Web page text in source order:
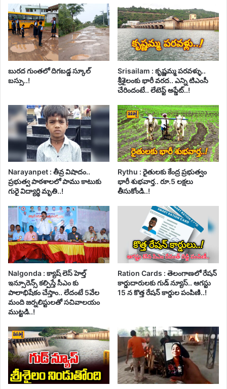
బురద గుంతలో దిగబడ్డ స్కూల్
బస్సు..!
Srisailam : కృష్ణమ్మ పరవళ్ళు..
శ్రీశైలంకు భారీ వరద.. ఎన్ని టిఎంసీ
చేరిందంటే.. లేటెస్ట్ అప్డేట్..!
Narayanpet : తీవ్ర విషాదం..
ప్రభుత్వ పాఠశాలలో పాము కాటుకు
గురై విద్యార్థి మృతి..!
Rythu : రైతులకు కేంద్ర ప్రభుత్వం
భారీ శుభవార్త.. రూ.5 లక్షలు
తీసుకోండి..!
Nalgonda : క్యాష్ లెస్ హెల్త్
ఇన్సూరెన్స్ కల్పిస్తే సీఎం కు
పాలాభిషేకం చేస్తాం.. లేదంటే 5వేల
మంది జర్నలిస్టులతో సచివాలయం
ముట్టడి..!
Ration Cards : తెలంగాణలో రేషన్
కార్డుదారులకు గుడ్ న్యూస్.. ఆగస్టు
15 న కొత్త రేషన్ కార్డుల పంపిణి..!